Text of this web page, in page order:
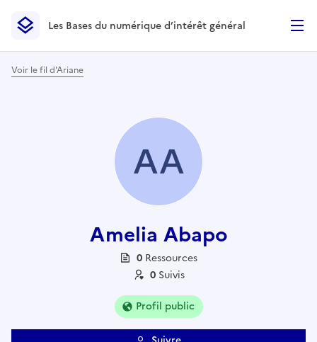
Les Bases du numérique d’intérêt général- Retour à la
Les Bases du numérique d’intérêt général
Voir le fil d'Ariane
AA
Amelia Abapo
0 Ressources
0 Suivis
Profil public